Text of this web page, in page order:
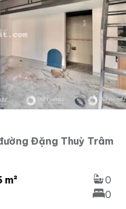
Đặng Thuỳ Trâm
m²
0
0